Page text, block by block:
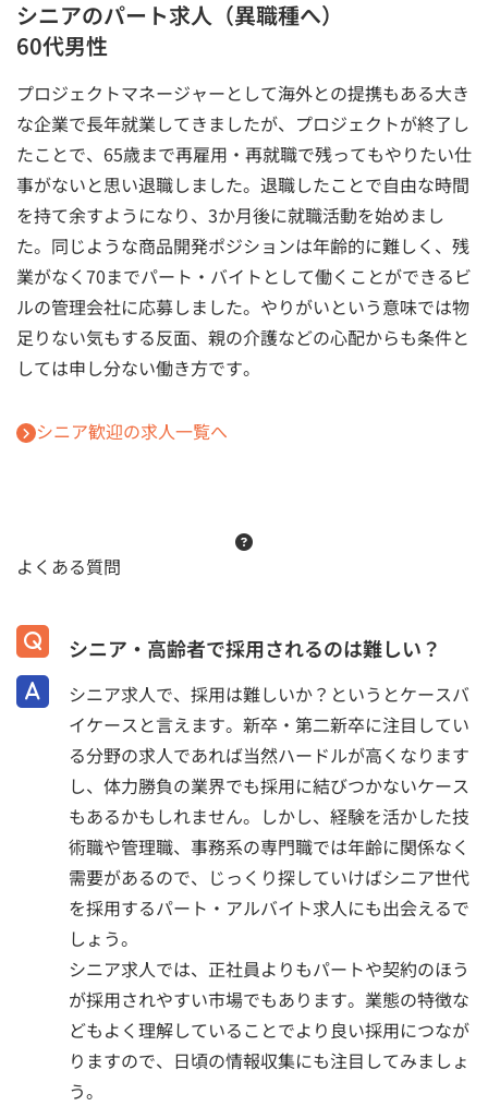
シニアのパート求人（異職種へ）
60代男性
プロジェクトマネージャーとして海外との提携もある大き
な企業で長年就業してきましたが、プロジェクトが終了し
たことで、65歳まで再雇用・再就職で残ってもやりたい仕
事がないと思い退職しました。退職したことで自由な時間
を持て余すようになり、3か月後に就職活動を始めまし
た。同じような商品開発ポジションは年齢的に難しく、残
業がなく70までパート・バイトとして働くことができるビ
ルの管理会社に応募しました。やりがいという意味では物
足りない気もする反面、親の介護などの心配からも条件と
しては申し分ない働き方です。
シニア歓迎の求人一覧へ
よくある質問
シニア・高齢者で採用されるのは難しい？
シニア求人で、採用は難しいか？というとケースバ
イケースと言えます。新卒・第二新卒に注目してい
る分野の求人であれば当然ハードルが高くなります
し、体力勝負の業界でも採用に結びつかないケース
もあるかもしれません。しかし、経験を活かした技
術職や管理職、事務系の専門職では年齢に関係なく
需要があるので、じっくり探していけばシニア世代
を採用するパート・アルバイト求人にも出会えるで
しょう。
シニア求人では、正社員よりもパートや契約のほう
が採用されやすい市場でもあります。業態の特徴な
どもよく理解していることでより良い採用につなが
りますので、日頃の情報収集にも注目してみましょ
う。